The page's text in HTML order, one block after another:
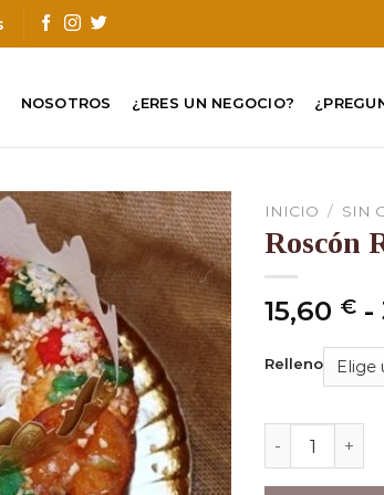
NOSOTROS ¿ERES UN NEGOCIO?
INICIO / SIN
Roscón
15,60 € -
Relleno